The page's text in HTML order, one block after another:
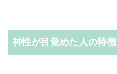
神性が目覚めた人の特徴